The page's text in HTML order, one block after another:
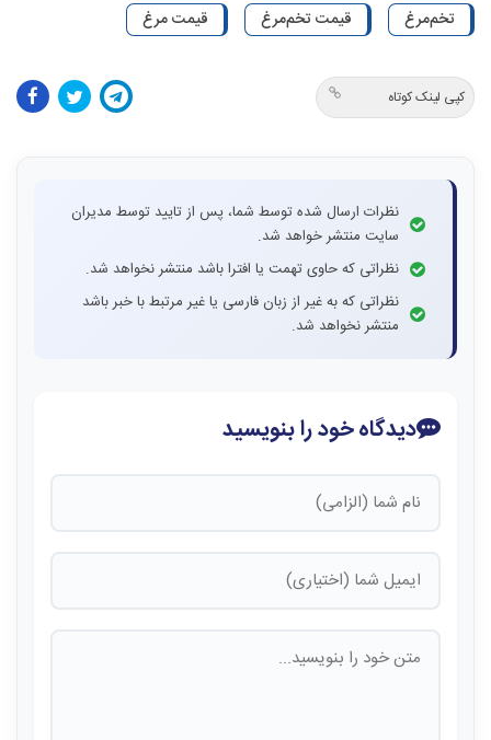
تخم‌مرغ قیمت تخم‌مرغ قیمت مرغ
کپی لینک کوتاه
نظرات ارسال شده توسط شما، پس از تایید توسط مدیران
سایت منتشر خواهد شد.
نظراتی که حاوی تهمت یا افترا باشد منتشر نخواهد شد.
نظراتی که به غیر از زبان فارسی یا غیر مرتبط با خبر باشد
منتشر نخواهد شد.
دیدگاه خود را بنویسید